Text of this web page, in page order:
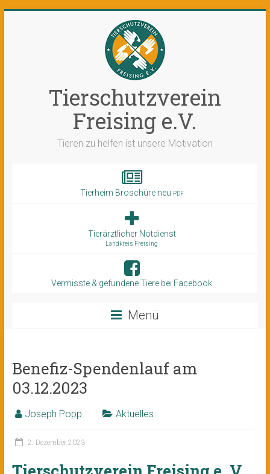
Tierschutzverein
Freising e.V.
Tieren zu helfen ist unsere Motivation
Tierheim Broschüre neu PDF
Tierärztlicher Notdienst
Landkreis Freising
Vermisste & gefundene Tiere bei Facebook
Menü
Benefiz-Spendenlauf am
03.12.2023
Joseph Popp Aktuelles
2. Dezember 2023